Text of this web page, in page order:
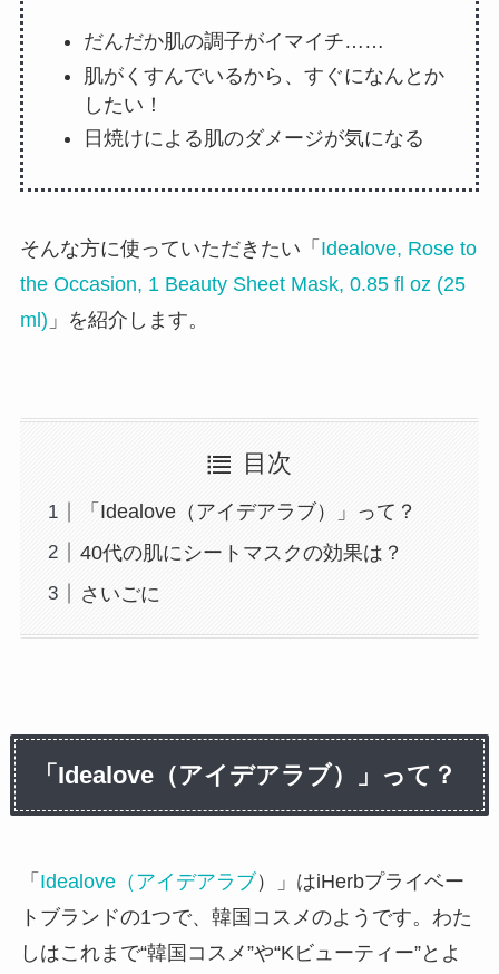
だんだか肌の調子がイマイチ……
肌がくすんでいるから、すぐになんとか
したい！
日焼けによる肌のダメージが気になる
そんな方に使っていただきたい「 Idealove, Rose to
the Occasion, 1 Beauty Sheet Mask, 0.85 fl oz (25
ml) 」を紹介します。
目次
「Idealove（アイデアラブ）」って？
40代の肌にシートマスクの効果は？
さいごに
「Idealove（アイデアラブ）」って？
「 Idealove（アイデアラブ）」はiHerbプライベー
トブランドの1つで、韓国コスメのようです。わた
しはこれまで“韓国コスメ”や“Kビューティー”とよ